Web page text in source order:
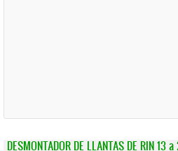
DESMONTADOR DE LLANTAS DE RIN 13